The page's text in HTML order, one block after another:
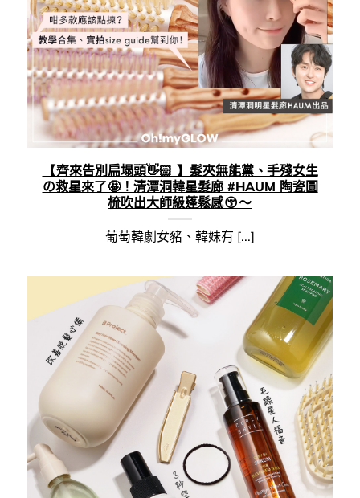
【 齊來告別扁塌頭👋🏻 】髮夾無能黨、手殘女生
の救星來了 🤩！清潭洞韓星髮廊 #HAUM 陶瓷圓
梳吹出大師級蓬鬆感 😚 ～
葡萄韓劇女豬、韓妹有 [...]